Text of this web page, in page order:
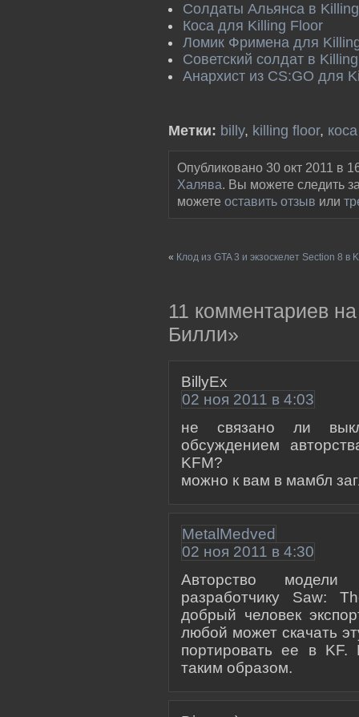
Солдаты Альянса в
Коса для Killing Floor
Ломик Фримена для
Советский солдат в
Анархист из CS:GO для
Метки: billy, killing floor, коса
Опубликовано 30 окт 2011 в
Халява. Вы можете следить
можете оставить отзыв или
« Клод из GTA 3 и экзоскелет Section 8 в
11 комментариев
Билли»
BillyEx
02 ноя 2011 в 4:03
не связано ли
обсуждением
KFM?
можно к вам в мамбл
MetalMedved
02 ноя 2011 в 4:30
Авторство
разработчику Saw:
добрый человек
любой может скачать
портировать ее в
таким образом.